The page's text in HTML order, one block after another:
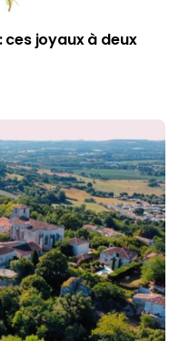
joyaux à deux